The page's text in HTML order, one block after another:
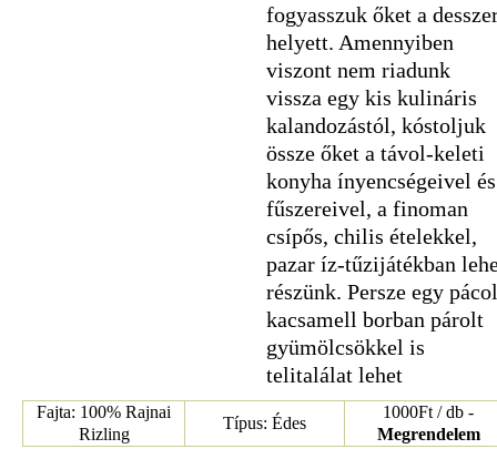
fogyasszuk őket a
helyett. Amennyiben
viszont nem riadunk
vissza egy kis kulináris
kalandozástól, kóstoljuk
össze őket a távol-keleti
konyha ínyencségeivel és
fűszereivel, a finoman
csípős, chilis ételekkel,
pazar íz-tűzijátékban
részünk. Persze egy
kacsamell borban párolt
gyümölcsökkel is
telitalálat lehet
Fajta: 100% Rajnai
Rizling
Típus: Édes
1000Ft / db -
Megrendelem